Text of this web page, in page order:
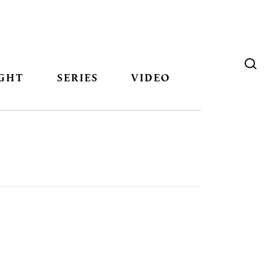
SERIES VIDEO